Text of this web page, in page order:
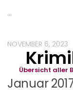
…
NOVEMBER 6, 2023
Übersicht aller
Januar